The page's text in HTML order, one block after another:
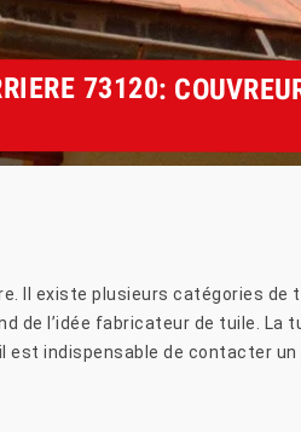
73120:
Il existe plusieurs catégories
de l’idée fabricateur de tuile. La
est indispensable de contacter